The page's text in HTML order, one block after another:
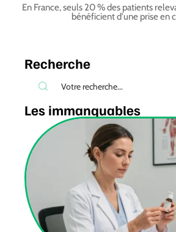
En France, seuls 20 % des patients
bénéficient d'une prise en
Recherche
Les immanquables